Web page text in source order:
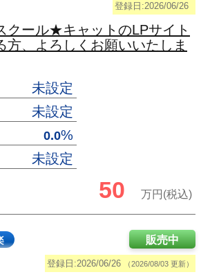
登録日:2026/06/26
クール★キャットのLPサイト
方、よろしくお願いいたしま
未設定
未設定
0.0%
未設定
50 万円(税込)
登録日:2026/06/26 （2026/08/03 更新）
販売中